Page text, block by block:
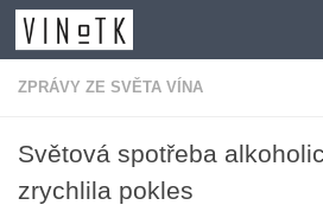
Skip to content
ZPRÁVY ZE SVĚTA VÍNA
Světová spotřeba
zrychlila pokles